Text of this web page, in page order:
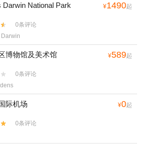
Darwin National Park ¥1490起
0条评论
博物馆及美术馆 ¥589起
0条评论
际机场 ¥0起
0条评论